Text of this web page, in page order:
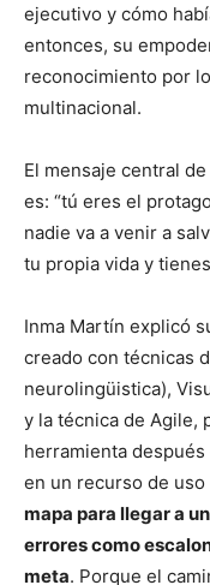
ejecutivo y cómo
entonces, su
reconocimiento por
multinacional.
El mensaje central
es: “tú eres el
nadie va a venir a
tu propia vida y
Inma Martín explicó
creado con técnicas
neurolingüistica),
y la técnica de Agile,
herramienta
en un recurso de uso
mapa para llegar a
errores como
meta. Porque el